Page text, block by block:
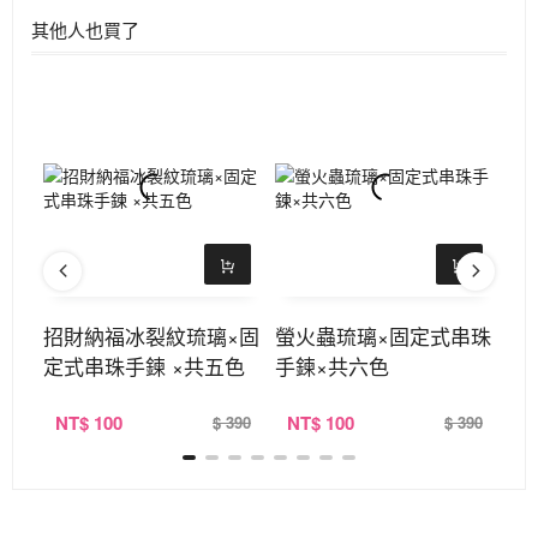
其他人也買了
招財納福冰裂紋琉璃×固
定式串珠手鍊 ×共五色
NT$ 100 $ 390
螢火蟲琉璃×固定式串珠
手鍊×共六色
NT$ 100 $ 390